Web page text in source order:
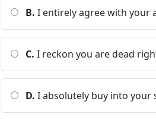
B. I entirely agree with your
C. I reckon you are dead
D. I absolutely buy into your